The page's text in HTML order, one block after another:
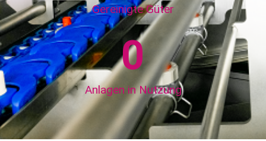
Gereinigte Güter
Anlagen in Nutzung
0